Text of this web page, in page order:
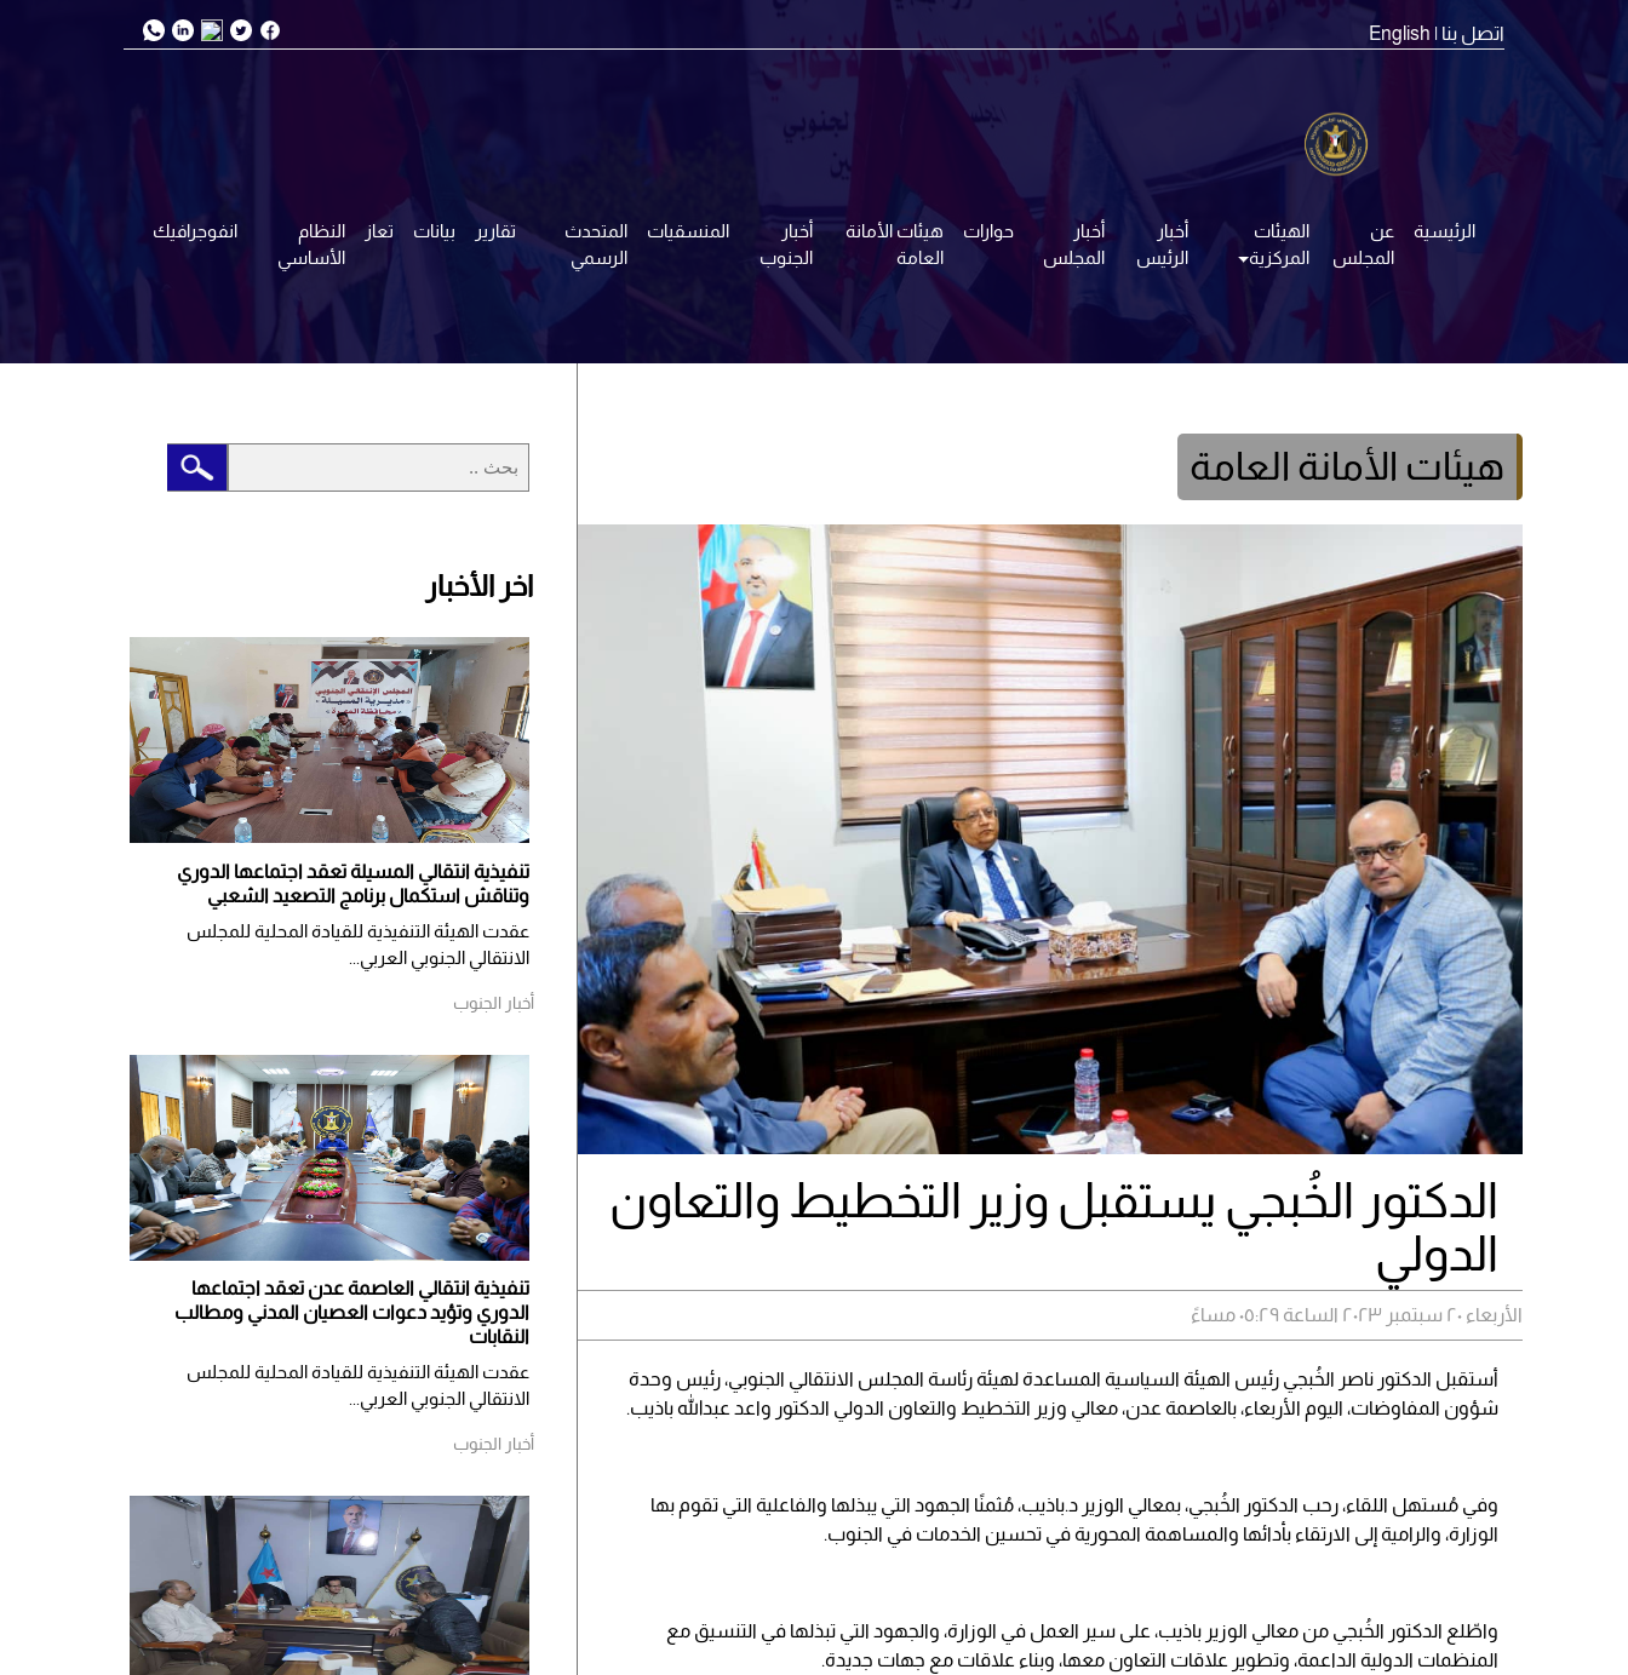
اتصل بنا | English
الرئيسية
عن
المجلس
الهيئات
المركزية
أخبار
الرئيس
أخبار
المجلس
حوارات
هيئات الأمانة
العامة
أخبار
الجنوب
المنسقيات
المتحدث
الرسمي
تقارير بيانات تعاز
النظام
الأساسي
انفوجرافيك
هيئات الأمانة العامة
الدكتور الخُبجي يستقبل وزير التخطيط والتعاون
الدولي
الأربعاء ٢٠ سبتمبر ٢٠٢٣ الساعة ٠٥:٢٩ مساءً
أستقبل الدكتور ناصر الخُبجي رئيس الهيئة السياسية المساعدة لهيئة رئاسة المجلس الانتقالي الجنوبي، رئيس وحدة
شؤون المفاوضات، اليوم الأربعاء، بالعاصمة عدن، معالي وزير التخطيط والتعاون الدولي الدكتور واعد عبدالله باذيب.
وفي مُستهل اللقاء، رحب الدكتور الخُبجي، بمعالي الوزير د.باذيب، مُثمنًا الجهود التي يبذلها والفاعلية التي تقوم بها
الوزارة، والرامية إلى الارتقاء بأدائها والمساهمة المحورية في تحسين الخدمات في الجنوب.
واطّلع الدكتور الخُبجي من معالي الوزير باذيب، على سير العمل في الوزارة، والجهود التي تبذلها في التنسيق مع
المنظمات الدولية الداعمة، وتطوير علاقات التعاون معها، وبناء علاقات مع جهات جديدة.
اخر الأخبار
تنفيذية انتقالي المسيلة تعقد اجتماعها الدوري
وتناقش استكمال برنامج التصعيد الشعبي
عقدت الهيئة التنفيذية للقيادة المحلية للمجلس
الانتقالي الجنوبي العربي...
أخبار الجنوب
تنفيذية انتقالي العاصمة عدن تعقد اجتماعها
الدوري وتؤيد دعوات العصيان المدني ومطالب
النقابات
​عقدت الهيئة التنفيذية للقيادة المحلية للمجلس
الانتقالي الجنوبي العربي...
أخبار الجنوب